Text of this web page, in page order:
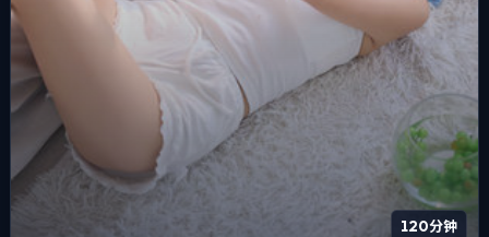
120分钟